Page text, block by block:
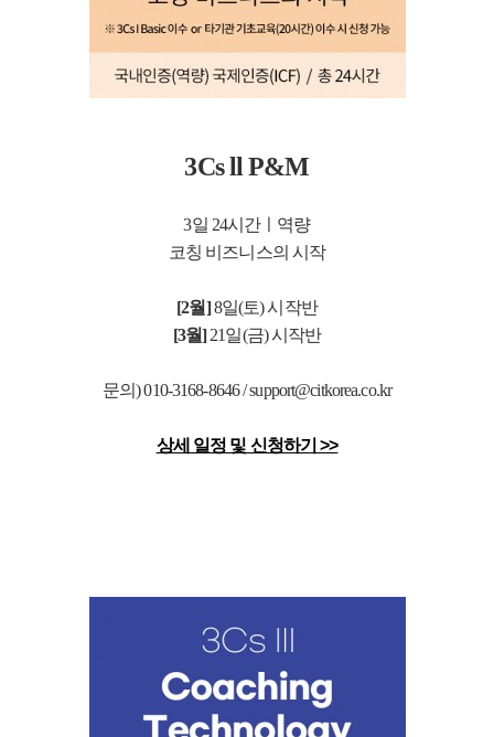
3Cs ll P&M
3일 24시간ㅣ역량
코칭 비즈니스의 시작
[2월]8일(토) 시작반
[3월]21일(금) 시작반
문의) 010-3168-8646 / support@citkorea.co.kr
상세 일정 및 신청하기 >>